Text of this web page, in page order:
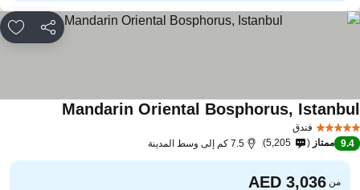
مشاركة
فندق
Mandarin Oriental Bosphorus,
9.4 ممتاز 5,205 7.5 كم إلى وسط المدينة
من